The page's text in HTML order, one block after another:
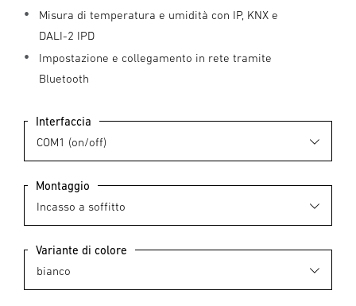
Misura di temperatura e umidità con IP, KNX e
DALI-2 IPD
Impostazione e collegamento in rete tramite
Bluetooth
Interfaccia
Montaggio
Variante di colore